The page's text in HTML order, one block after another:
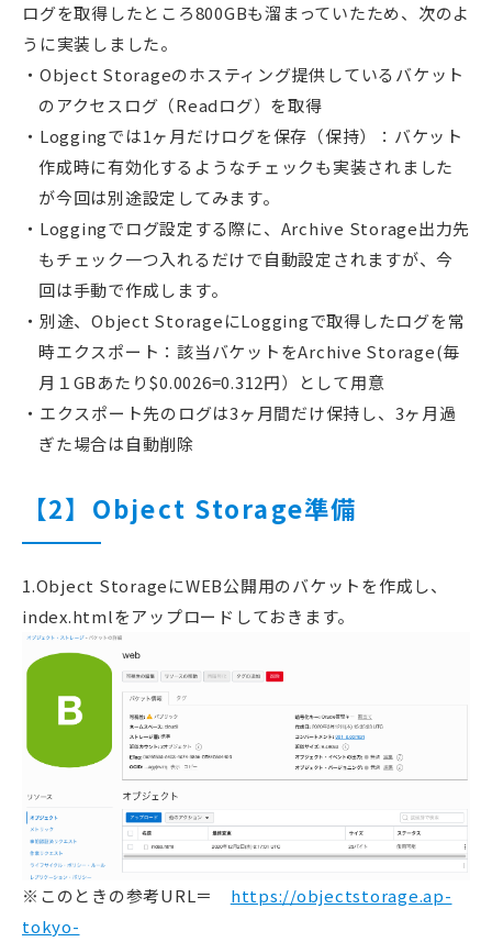
ログを取得したところ800GBも溜まっていたため、次のよ
うに実装しました。
Object Storageのホスティング提供しているバケット
のアクセスログ（Readログ）を取得
Loggingでは1ヶ月だけログを保存（保持）：バケット
作成時に有効化するようなチェックも実装されました
が今回は別途設定してみます。
Loggingでログ設定する際に、Archive Storage出力先
もチェック一つ入れるだけで自動設定されますが、今
回は手動で作成します。
別途、Object StorageにLoggingで取得したログを常
時エクスポート：該当バケットをArchive Storage(毎
月１GBあたり$0.0026=0.312円）として用意
エクスポート先のログは3ヶ月間だけ保持し、3ヶ月過
ぎた場合は自動削除
【2】Object Storage準備
1.Object StorageにWEB公開用のバケットを作成し、
index.htmlをアップロードしておきます。
※このときの参考URL＝ https://objectstorage.ap-
tokyo-